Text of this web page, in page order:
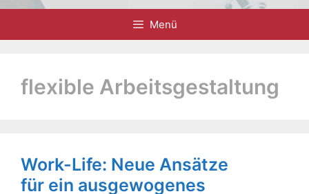
Menü
flexible Arbeitsgestaltung
Work-Life: Neue Ansätze
für ein ausgewogenes